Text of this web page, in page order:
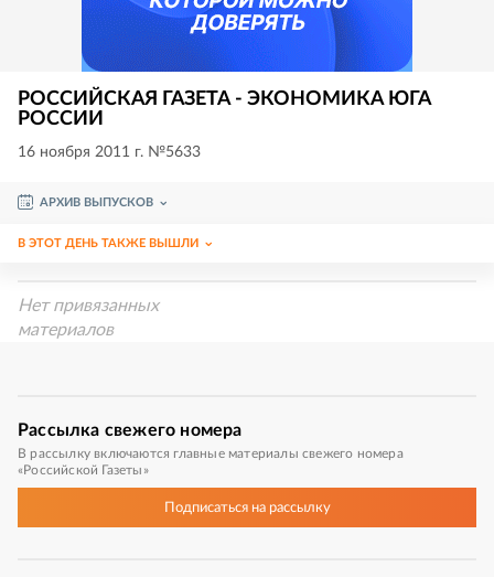
РОССИЙСКАЯ ГАЗЕТА - ЭКОНОМИКА ЮГА
РОССИИ
16 ноября 2011 г. №5633
АРХИВ ВЫПУСКОВ
В ЭТОТ ДЕНЬ ТАКЖЕ ВЫШЛИ
Нет привязанных
материалов
Рассылка свежего номера
В рассылку включаются главные материалы свежего номера
«Российской Газеты»
Подписатьсяна рассылку